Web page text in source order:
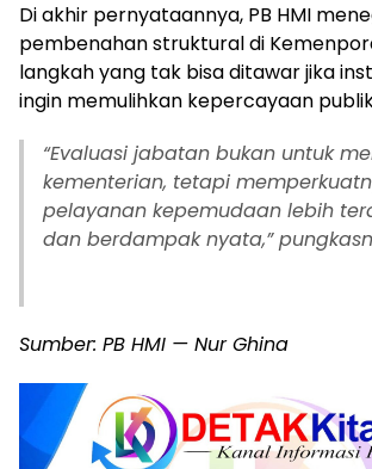
Di akhir pernyataannya, PB HMI
pembenahan struktural di
langkah yang tak bisa ditawar jika
ingin memulihkan kepercayaan
“Evaluasi jabatan bukan untuk
kementerian, tetapi
pelayanan kepemudaan lebih
dan berdampak nyata,”
Sumber: PB HMI — Nur Ghina